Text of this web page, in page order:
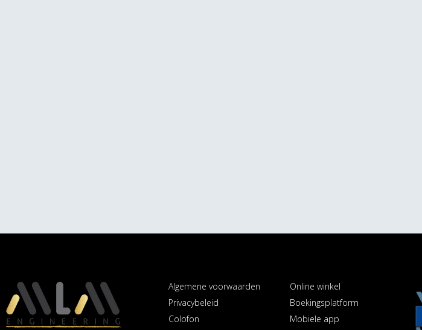
Algemene voorwaarden
Privacybeleid
Colofon
Online winkel
Boekingsplatform
Mobiele app